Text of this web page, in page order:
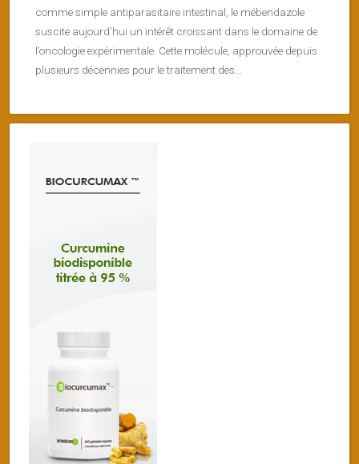
comme simple antiparasitaire intestinal, le mébendazole
suscite aujourd’hui un intérêt croissant dans le domaine de
l’oncologie expérimentale. Cette molécule, approuvée depuis
plusieurs décennies pour le traitement des...